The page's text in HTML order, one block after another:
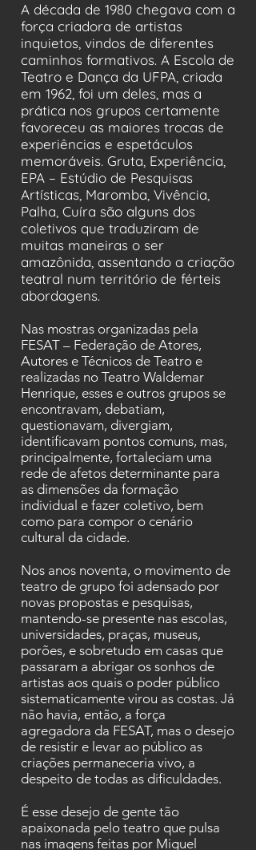
A década de 1980 chegava com a
força criadora de artistas
inquietos, vindos de diferentes
caminhos formativos. A Escola de
Teatro e Dança da UFPA, criada
em 1962, foi um deles, mas a
prática nos grupos certamente
favoreceu as maiores trocas de
experiências e espetáculos
memoráveis. Gruta, Experiência,
EPA – Estúdio de Pesquisas
Artísticas, Maromba, Vivência,
Palha, Cuíra são alguns dos
coletivos que traduziram de
muitas maneiras o ser
amazônida, assentando a criação
teatral num território de férteis
abordagens.
Nas mostras organizadas pela
FESAT – Federação de Atores,
Autores e Técnicos de Teatro e
realizadas no Teatro Waldemar
Henrique, esses e outros grupos se
encontravam, debatiam,
questionavam, divergiam,
identificavam pontos comuns, mas,
principalmente, fortaleciam uma
rede de afetos determinante para
as dimensões da formação
individual e fazer coletivo, bem
como para compor o cenário
cultural da cidade.
Nos anos noventa, o movimento de
teatro de grupo foi adensado por
novas propostas e pesquisas,
mantendo-se presente nas escolas,
universidades, praças, museus,
porões, e sobretudo em casas que
passaram a abrigar os sonhos de
artistas aos quais o poder público
sistematicamente virou as costas. Já
não havia, então, a força
agregadora da FESAT, mas o desejo
de resistir e levar ao público as
criações permaneceria vivo, a
despeito de todas as dificuldades.
É esse desejo de gente tão
apaixonada pelo teatro que pulsa
nas imagens feitas por Miguel